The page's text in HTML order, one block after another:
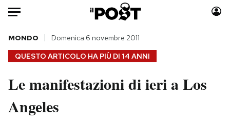
Auto
HOME
Italia
Politica
Moda
QUESTO ARTICOLO HA PIÙ DI 14 ANNI
MONDO Domenica 6 novembre 2011
Le manifestazioni di ieri a Los
Angeles